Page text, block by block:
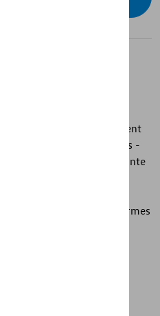
d'origine - Particulièrement
des conditions hivernales -
brillant - Conception de jante
sophistiquée -
d'aluminium, de
selon Volkswagen Normes
de sécurité et de